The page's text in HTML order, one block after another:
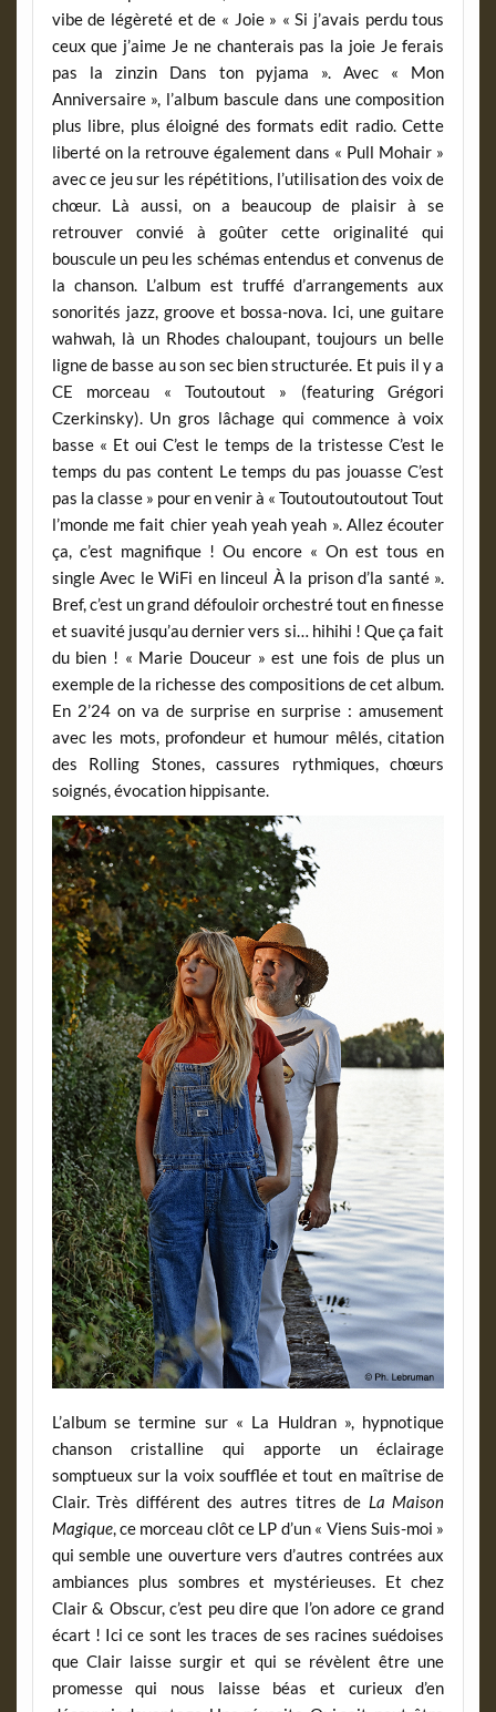
vibe de légèreté et de « Joie » « Si j’avais perdu tous
ceux que j’aime Je ne chanterais pas la joie Je ferais
pas la zinzin Dans ton pyjama ». Avec « Mon
Anniversaire », l’album bascule dans une composition
plus libre, plus éloigné des formats edit radio. Cette
liberté on la retrouve également dans « Pull Mohair »
avec ce jeu sur les répétitions, l’utilisation des voix de
chœur. Là aussi, on a beaucoup de plaisir à se
retrouver convié à goûter cette originalité qui
bouscule un peu les schémas entendus et convenus de
la chanson. L’album est truffé d’arrangements aux
sonorités jazz, groove et bossa-nova. Ici, une guitare
wahwah, là un Rhodes chaloupant, toujours un belle
ligne de basse au son sec bien structurée. Et puis il y a
CE morceau « Toutoutout » (featuring Grégori
Czerkinsky). Un gros lâchage qui commence à voix
basse « Et oui C’est le temps de la tristesse C’est le
temps du pas content Le temps du pas jouasse C’est
pas la classe » pour en venir à « Toutoutoutoutout Tout
l’monde me fait chier yeah yeah yeah ». Allez écouter
ça, c’est magnifique ! Ou encore « On est tous en
single Avec le WiFi en linceul À la prison d’la santé ».
Bref, c’est un grand défouloir orchestré tout en finesse
et suavité jusqu’au dernier vers si… hihihi ! Que ça fait
du bien ! « Marie Douceur » est une fois de plus un
exemple de la richesse des compositions de cet album.
En 2’24 on va de surprise en surprise : amusement
avec les mots, profondeur et humour mêlés, citation
des Rolling Stones, cassures rythmiques, chœurs
soignés, évocation hippisante.
L’album se termine sur « La Huldran », hypnotique
chanson cristalline qui apporte un éclairage
somptueux sur la voix soufflée et tout en maîtrise de
Clair. Très différent des autres titres de La Maison
Magique, ce morceau clôt ce LP d’un « Viens Suis-moi »
qui semble une ouverture vers d’autres contrées aux
ambiances plus sombres et mystérieuses. Et chez
Clair & Obscur, c’est peu dire que l’on adore ce grand
écart ! Ici ce sont les traces de ses racines suédoises
que Clair laisse surgir et qui se révèlent être une
promesse qui nous laisse béas et curieux d’en